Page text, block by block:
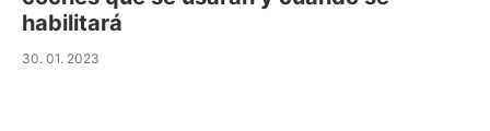
habilitará
30. 01. 2023